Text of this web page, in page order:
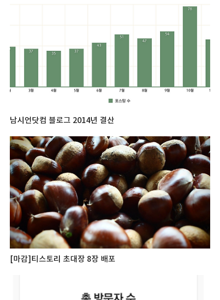
남시언닷컴 블로그 2014년 결산
[마감]티스토리 초대장 8장 배포